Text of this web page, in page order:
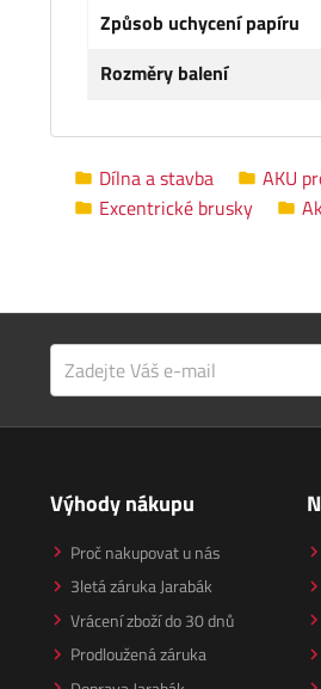
Způsob uchycení papíru
Rozměry balení
Dílna a stavba AKU
Excentrické brusky
Výhody nákupu
Proč nakupovat u nás
3letá záruka Jarabák
Vrácení zboží do 30 dnů
Prodloužená záruka